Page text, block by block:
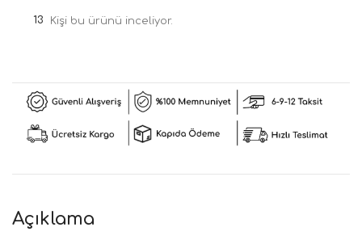
13 Kişi bu ürünü inceliyor.
Açıklama